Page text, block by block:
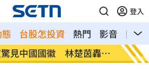
登入
台股怎投資 熱門 影音
熱搜
維:靠近選舉怎麼講都失焦
每投
果